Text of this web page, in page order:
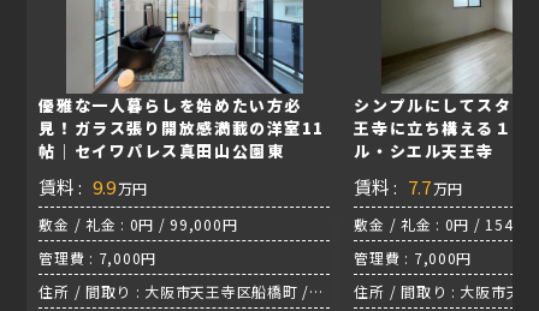
優雅な一人暮らしを始めたい方必
見！ガラス張り開放感満載の洋室11
帖｜セイワパレス真田山公園東
賃料 : 9.9万円
敷金 / 礼金 : 0円 / 99,000円
管理費 : 7,000円
住所 / 間取り : 大阪市天王寺区船橋町 /
シンプルにしてスタイ
王寺に立ち構える１K
ル・シエル天王寺
賃料 : 7.7万円
敷金 / 礼金 : 0円 /
管理費 : 7,000円
住所 / 間取り : 大阪市天